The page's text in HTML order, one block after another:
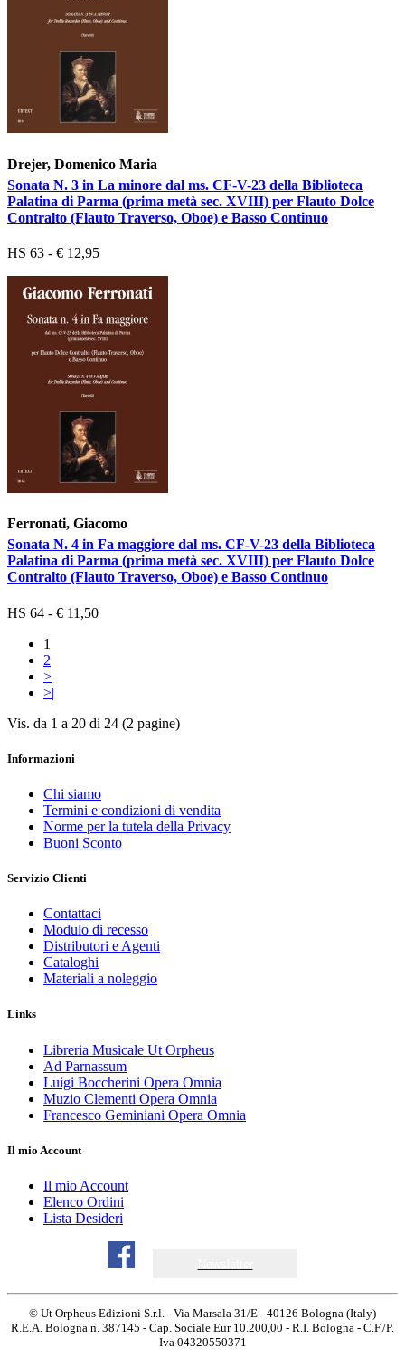
Drejer, Domenico Maria
Sonata N. 3 in La minore dal ms. CF-V-23 della Biblioteca
Palatina di Parma (prima metà sec. XVIII) per Flauto Dolce
Contralto (Flauto Traverso, Oboe) e Basso Continuo
HS 63 - € 12,95
Ferronati, Giacomo
Sonata N. 4 in Fa maggiore dal ms. CF-V-23 della Biblioteca
Palatina di Parma (prima metà sec. XVIII) per Flauto Dolce
Contralto (Flauto Traverso, Oboe) e Basso Continuo
HS 64 - € 11,50
1
2
>
>|
Vis. da 1 a 20 di 24 (2 pagine)
Informazioni
Chi siamo
Termini e condizioni di vendita
Norme per la tutela della Privacy
Buoni Sconto
Servizio Clienti
Contattaci
Modulo di recesso
Distributori e Agenti
Cataloghi
Materiali a noleggio
Links
Libreria Musicale Ut Orpheus
Ad Parnassum
Luigi Boccherini Opera Omnia
Muzio Clementi Opera Omnia
Francesco Geminiani Opera Omnia
Il mio Account
Il mio Account
Elenco Ordini
Lista Desideri
© Ut Orpheus Edizioni S.r.l. - Via Marsala 31/E - 40126 Bologna (Italy)
R.E.A. Bologna n. 387145 - Cap. Sociale Eur 10.200,00 - R.I. Bologna - C.F./P.
Iva 04320550371